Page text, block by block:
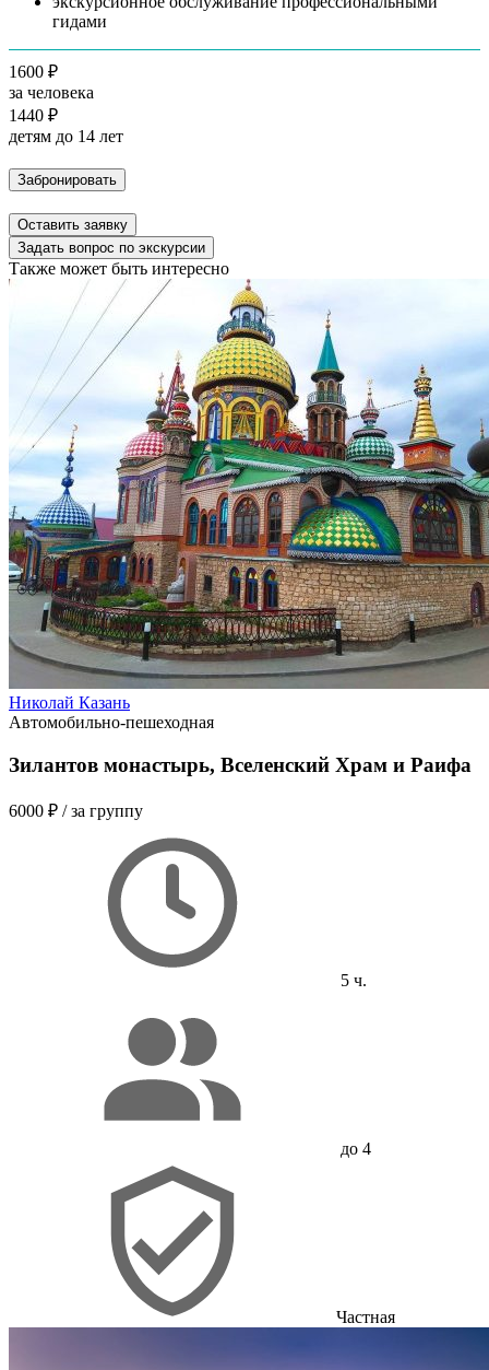
гидами
1600 ₽
за человека
1440 ₽
детям до 14 лет
Забронировать
Оставить заявку
Задать вопрос по экскурсии
Также может быть интересно
Николай Казань
Автомобильно-пешеходная
Зилантов монастырь, Вселенский Храм и Раифа
6000 ₽ / за группу
5 ч.
до 4
Частная